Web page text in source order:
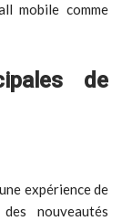
mobile comme
de
expérience de
nouveautés